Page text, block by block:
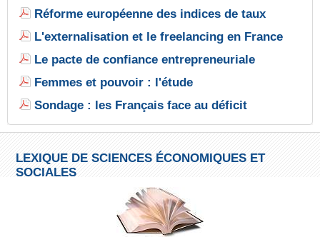
Réforme européenne des indices de taux
L'externalisation et le freelancing en France
Le pacte de confiance entrepreneuriale
Femmes et pouvoir : l'étude
Sondage : les Français face au déficit
LEXIQUE DE SCIENCES ÉCONOMIQUES ET
SOCIALES